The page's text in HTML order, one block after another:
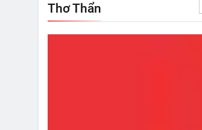
Thơ Thẩn